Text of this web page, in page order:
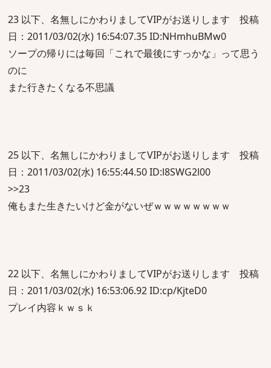
23 以下、名無しにかわりましてVIPがお送りします 投稿
日：2011/03/02(水) 16:54:07.35 ID:NHmhuBMw0
ソープの帰りには毎回「これで最後にすっかな」って思う
のに
また行きたくなる不思議
25 以下、名無しにかわりましてVIPがお送りします 投稿
日：2011/03/02(水) 16:55:44.50 ID:l8SWG2l00
>>23
俺もまた生きたいけど金がないぜｗｗｗｗｗｗｗｗ
22 以下、名無しにかわりましてVIPがお送りします 投稿
日：2011/03/02(水) 16:53:06.92 ID:cp/KjteD0
プレイ内容ｋｗｓｋ